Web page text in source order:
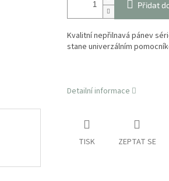
Přidat
Kvalitní nepřilnavá pánev
stane univerzálním
Detailní informace
TISK ZEPTAT SE